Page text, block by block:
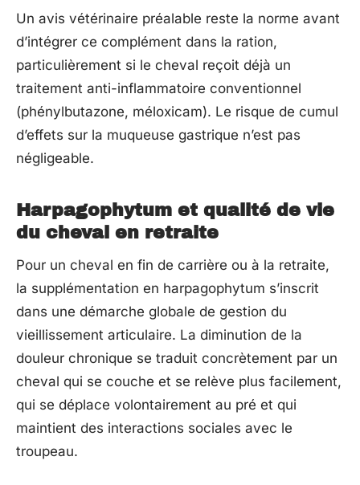
Un avis vétérinaire préalable reste la norme avant
d’intégrer ce complément dans la ration,
particulièrement si le cheval reçoit déjà un
traitement anti-inflammatoire conventionnel
(phénylbutazone, méloxicam). Le risque de cumul
d’effets sur la muqueuse gastrique n’est pas
négligeable.
Harpagophytum et qualité de vie
du cheval en retraite
Pour un cheval en fin de carrière ou à la retraite,
la supplémentation en harpagophytum s’inscrit
dans une démarche globale de gestion du
vieillissement articulaire. La diminution de la
douleur chronique se traduit concrètement par un
cheval qui se couche et se relève plus facilement,
qui se déplace volontairement au pré et qui
maintient des interactions sociales avec le
troupeau.